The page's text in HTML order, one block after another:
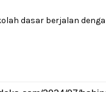
dasar berjalan